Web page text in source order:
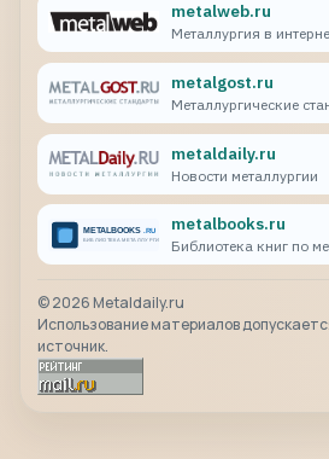
metalweb.ru
Металлургия в
metalgost.ru
Металлургические
metaldaily.ru
Новости металлургии
metalbooks.ru
Библиотека книг по
©2026 Metaldaily.ru
Использование материалов
источник.